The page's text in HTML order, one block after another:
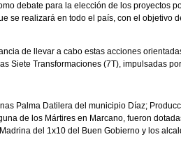
debate para la elección de los proyectos
se realizará en todo el país, con el objetivo
de llevar a cabo estas acciones
Siete Transformaciones (7T), impulsadas
Palma Datilera del municipio Díaz;
de los Mártires en Marcano, fueron
del 1x10 del Buen Gobierno y los